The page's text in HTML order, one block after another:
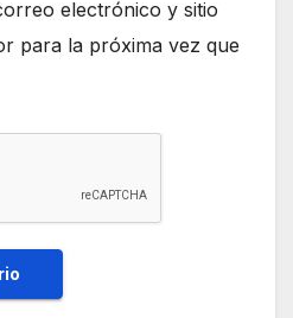
electrónico y sitio
para la próxima vez que